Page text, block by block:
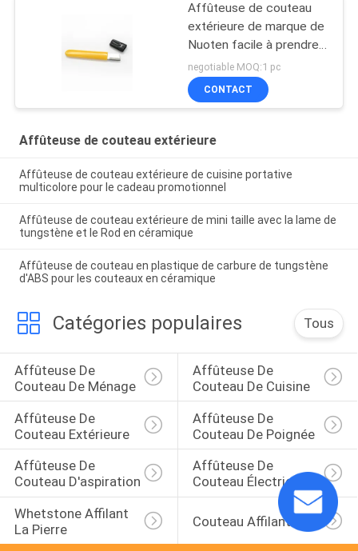
Affûteuse de couteau
extérieure de marque de
Nuoten facile à prendre
avec la petite taille
105*12*5MM
negotiable MOQ:1 pc
CONTACT
Affûteuse de couteau extérieure
Affûteuse de couteau extérieure de cuisine portative
multicolore pour le cadeau promotionnel
Affûteuse de couteau extérieure de mini taille avec la lame de
tungstène et le Rod en céramique
Affûteuse de couteau en plastique de carbure de tungstène
d'ABS pour les couteaux en céramique
Catégories populaires Tous
Affûteuse De
Couteau De Ménage
Affûteuse De
Couteau De Cuisine
Affûteuse De
Couteau Extérieure
Affûteuse De
Couteau De Poignée
Affûteuse De
Couteau D'aspiration
Affûteuse De
Couteau Électrique
Whetstone Affilant
La Pierre
Couteau Affilant Rod